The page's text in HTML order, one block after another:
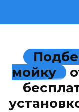
мойку